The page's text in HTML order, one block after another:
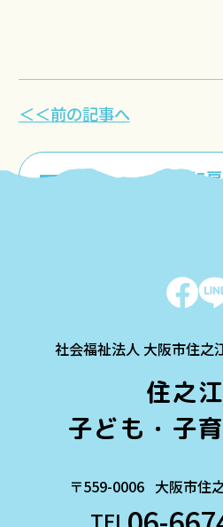
＜＜前の記事へ
一覧に
社会福祉法人 大阪市住之
住之
子ども・子
〒559-0006 大阪市住
TEL